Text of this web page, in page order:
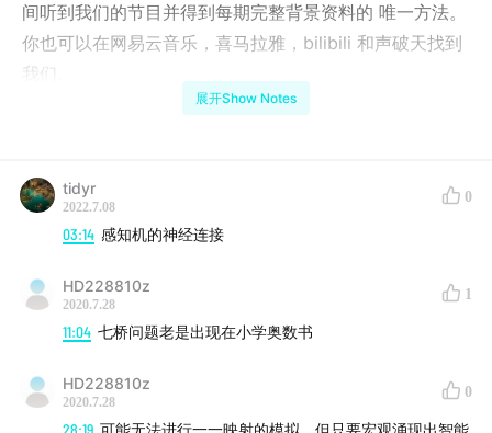
间听到我们的节目并得到每期完整背景资料的 唯一方法。
你也可以在网易云音乐，喜马拉雅，bilibili 和声破天找到
我们。
00:50 人工智能从符号主义到连接主义
08:30
连接主义重新被盘活
15:53 卷积结构
17:49 连接主义是还原论的吗
计算主义 vs 连接主义
29:40 找出你的大脑图谱，就能意识上传吗
38:48 AlphaGo 是符号主义的还是连接主义的？
展开Show Notes
tidyr
2022.7.08
0
03:14 感知机的神经连接
HD228810z
2020.7.28
1
11:04 七桥问题老是出现在小学奥数书
HD228810z
2020.7.28
0
28:19 可能无法进行一一映射的模拟，但只要宏观涌现出智能